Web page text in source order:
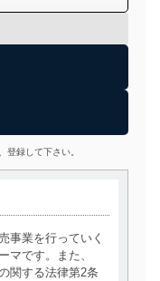
登録して下さい。
事業を行っていく
マです。また、
関する法律第2条